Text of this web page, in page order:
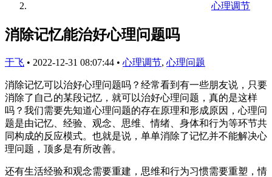
心理调节
消除记忆能治好心理问题吗
于飞 • 2022-12-31 08:07:44 • 心理调节, 心理问题
消除记忆可以治好心理问题吗？经常看到有一些朋友说，只要
消除了自己的某段记忆，就可以治好心理问题，真的是这样
吗？我们需要先知道心理问题的存在原理和形成原因，心理问
题是由记忆、经验、观念、思维、情绪、身体和行为等环节共
同构成的反应模式。也就是说，单单消除了记忆并不能解决心
理问题，顶多是有所改善。
还有生活经验和观念需要重建，思维和行为习惯需要重塑，情